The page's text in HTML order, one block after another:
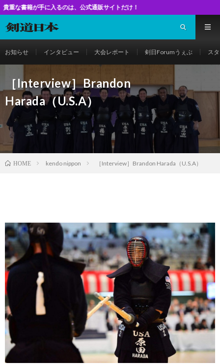
は、公式通販サイトだけ！
お知らせ インタビュー 大会レポート 剣日Forumうぇぶ ス
［Interview］Brandon
Harada（U.S.A）
HOME kendo nippon ［Interview］Brandon Harada（U.S.A）